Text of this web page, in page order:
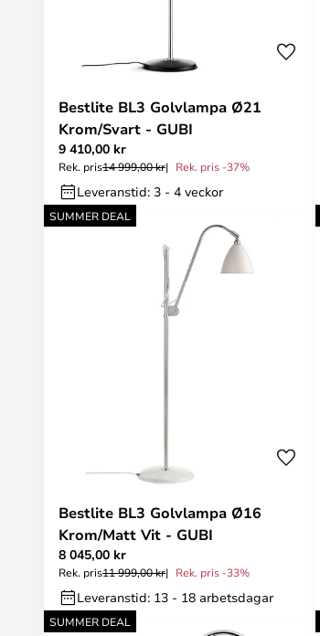
Bestlite BL3 Golvlampa Ø21
Krom/Svart - GUBI
9 410,00 kr
Rek. pris14 999,00 kr Rek. pris -37%
Leveranstid: 3 - 4 veckor
SUMMER DEAL
Bestlite BL3 Golvlampa Ø16
Krom/Matt Vit - GUBI
8 045,00 kr
Rek. pris11 999,00 kr Rek. pris -33%
Leveranstid: 13 - 18 arbetsdagar
SUMMER DEAL